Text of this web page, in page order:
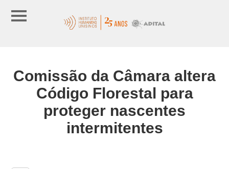
Comissão da Câmara altera
Código Florestal para
proteger nascentes
intermitentes